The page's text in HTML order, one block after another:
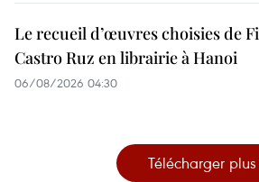
Le recueil d’œuvres choisies de
Castro Ruz en librairie à Hanoi
06/08/2026 04:30
Télécharger plus